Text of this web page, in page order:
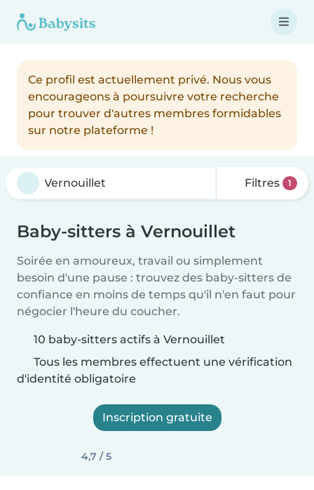
Ce profil est actuellement privé. Nous vous
encourageons à poursuivre votre recherche
pour trouver d'autres membres formidables
sur notre plateforme !
Filtres 1
Baby-sitters à Vernouillet
Soirée en amoureux, travail ou simplement
besoin d'une pause : trouvez des baby-sitters de
confiance en moins de temps qu'il n'en faut pour
négocier l'heure du coucher.
10 baby-sitters actifs à Vernouillet
Tous les membres effectuent une vérification
d'identité obligatoire
Inscription gratuite
4,7 / 5